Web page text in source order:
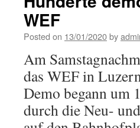
WEF
Posted on 13/01/2020by
Am
das WEF in
Demo begann um
durch die Neu-